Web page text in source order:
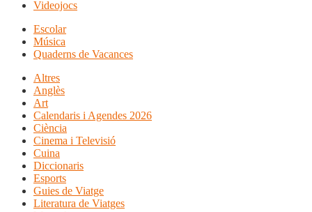
Videojocs
Escolar
Música
Quaderns de Vacances
Altres
Anglès
Art
Calendaris i Agendes 2026
Ciència
Cinema i Televisió
Cuina
Diccionaris
Esports
Guies de Viatge
Literatura de Viatges